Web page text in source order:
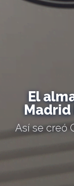
El
Madrid
Así se creó